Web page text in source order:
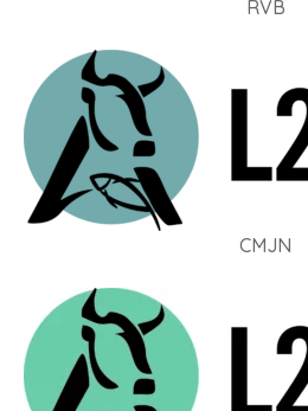
RVB
CMJN